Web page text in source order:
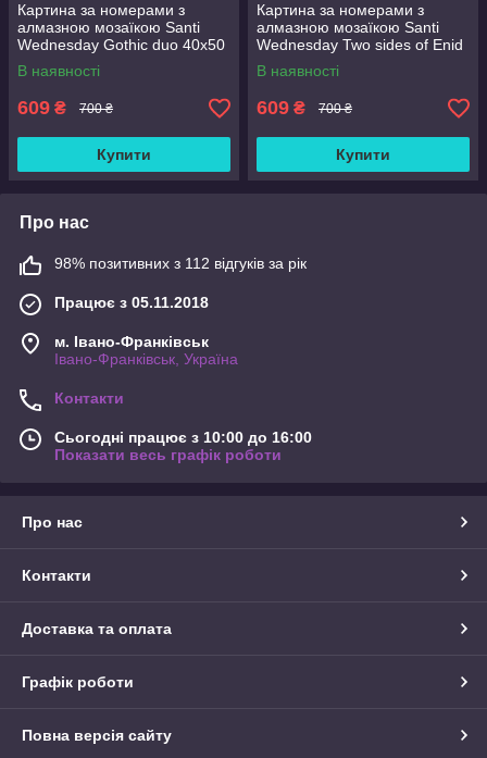
Картина за номерами з
алмазною мозаїкою Santi
Wednesday Gothic duo 40x50
см Різнобарвний (954993)
В наявності
609 ₴ 700 ₴
Купити
Картина за номерами з
алмазною мозаїкою Santi
Wednesday Two sides of Enid
Sinclair 40x50 см
Різнобарвний (954975)
В наявності
609 ₴ 700 ₴
Купити
Про нас
98% позитивних з 112 відгуків за рік
Працює з 05.11.2018
м. Івано-Франківськ
Івано-Франківськ, Україна
Контакти
Сьогодні працює з 10:00 до 16:00
Показати весь графік роботи
Про нас
Контакти
Доставка та оплата
Графік роботи
Повна версія сайту